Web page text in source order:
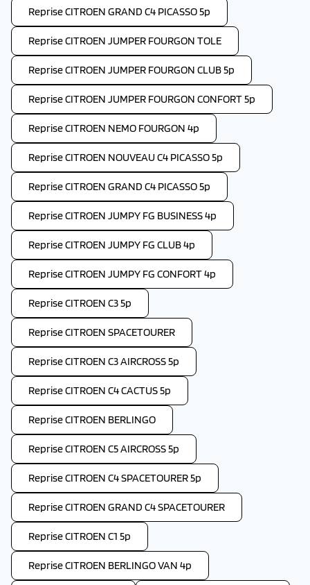
Reprise CITROEN GRAND C4 PICASSO 5p
Reprise CITROEN JUMPER FOURGON TOLE
Reprise CITROEN JUMPER FOURGON CLUB 5p
Reprise CITROEN JUMPER FOURGON CONFORT 5p
Reprise CITROEN NEMO FOURGON 4p
Reprise CITROEN NOUVEAU C4 PICASSO 5p
Reprise CITROEN GRAND C4 PICASSO 5p
Reprise CITROEN JUMPY FG BUSINESS 4p
Reprise CITROEN JUMPY FG CLUB 4p
Reprise CITROEN JUMPY FG CONFORT 4p
Reprise CITROEN C3 5p
Reprise CITROEN SPACETOURER
Reprise CITROEN C3 AIRCROSS 5p
Reprise CITROEN C4 CACTUS 5p
Reprise CITROEN BERLINGO
Reprise CITROEN C5 AIRCROSS 5p
Reprise CITROEN C4 SPACETOURER 5p
Reprise CITROEN GRAND C4 SPACETOURER
Reprise CITROEN C1 5p
Reprise CITROEN BERLINGO VAN 4p